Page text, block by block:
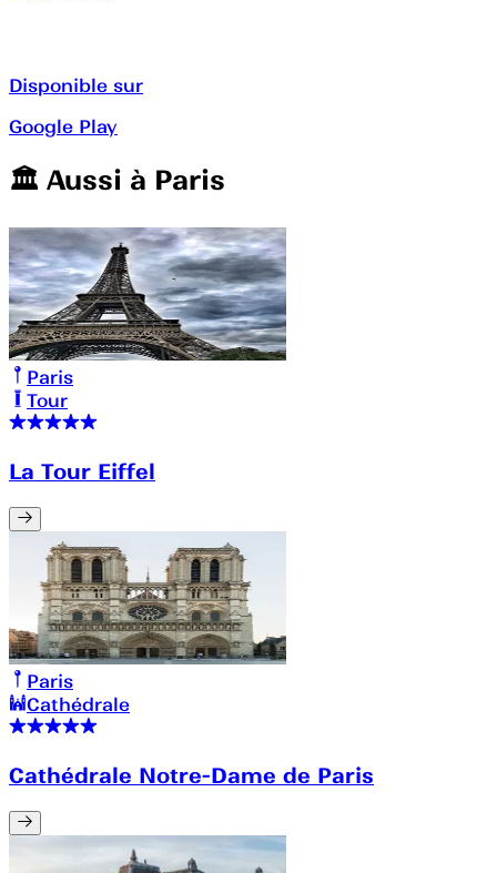
Disponible sur
Google Play
🏛️️ Aussi à Paris
Paris
Tour
La Tour Eiffel
Paris
Cathédrale
Cathédrale Notre-Dame de Paris